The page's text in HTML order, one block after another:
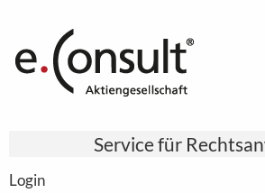
Service für
Login